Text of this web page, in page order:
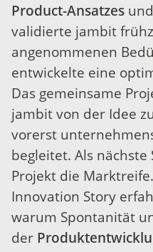
Product-Ansatzes
validierte jambit
angenommenen
entwickelte eine
Das gemeinsame
jambit von der Idee
vorerst
begleitet. Als
Projekt die
Innovation Story
warum Spontanität
der